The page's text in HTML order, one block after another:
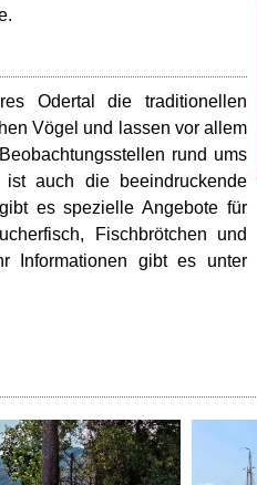
Odertal die traditionellen
Vögel und lassen vor allem
rund ums
auch die beeindruckende
es spezielle Angebote für
Fischbrötchen und
Informationen gibt es unter